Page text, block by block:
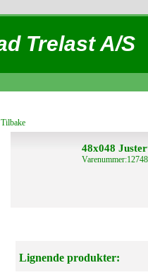
Trelast A/S
48x048
Lignende produkter: